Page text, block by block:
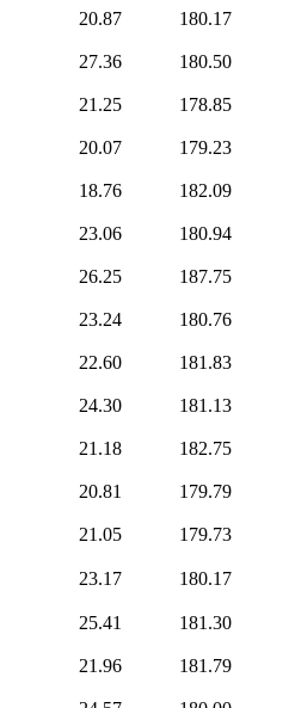
20.87 180.17
27.36 180.50
21.25 178.85
20.07 179.23
18.76 182.09
23.06 180.94
26.25 187.75
23.24 180.76
22.60 181.83
24.30 181.13
21.18 182.75
20.81 179.79
21.05 179.73
23.17 180.17
25.41 181.30
21.96 181.79